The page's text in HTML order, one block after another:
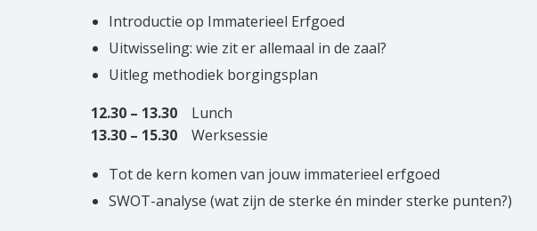
Introductie op Immaterieel Erfgoed
Uitwisseling: wie zit er allemaal in de zaal?
Uitleg methodiek borgingsplan
12.30 – 13.30 Lunch
13.30 – 15.30 Werksessie
Tot de kern komen van jouw immaterieel erfgoed
SWOT-analyse (wat zijn de sterke én minder sterke punten?)